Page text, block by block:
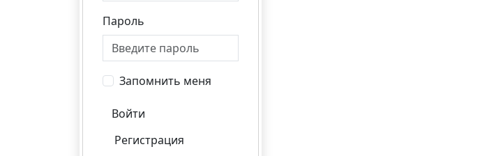
Пароль
Запомнить меня
Войти
Регистрация